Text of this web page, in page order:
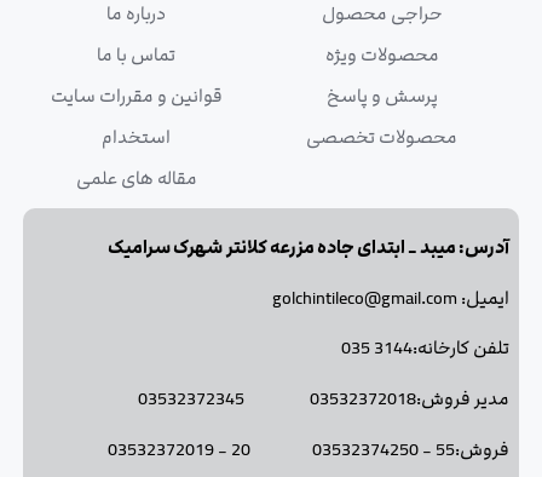
حراجی محصول
محصولات ویژه
پرسش و پاسخ
محصولات تخصصی
درباره ما
تماس با ما
قوانین و مقررات سایت
استخدام
مقاله های علمی
آدرس: میبد _ ابتدای جاده مزرعه کلانتر شهرک سرامیک
ایمیل: golchintileco@gmail.com
تلفن کارخانه:3144 035
مدیر فروش:03532372018 03532372345
فروش:55 - 03532374250 20 - 03532372019